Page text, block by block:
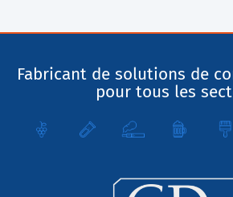
Fabricant de solutions de
pour tous les